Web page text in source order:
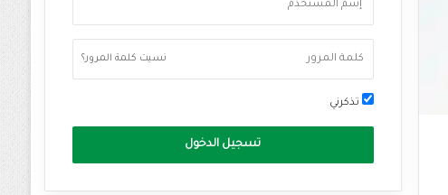
نسيت كلمة المرور؟
تذكرني
تسجيل الدخول